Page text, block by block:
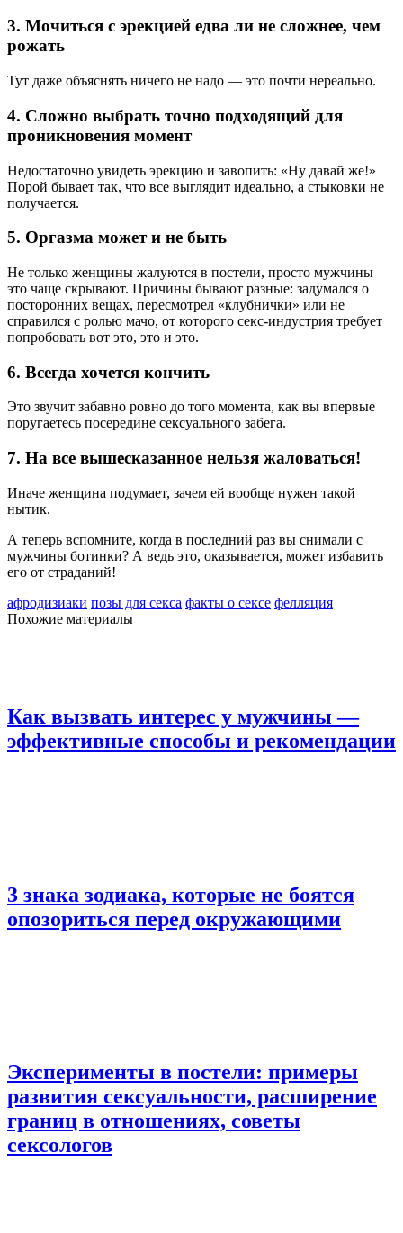
3. Мочиться с эрекцией едва ли не сложнее, чем
рожать
Тут даже объяснять ничего не надо — это почти нереально.
4. Сложно выбрать точно подходящий для
проникновения момент
Недостаточно увидеть эрекцию и завопить: «Ну давай же!»
Порой бывает так, что все выглядит идеально, а стыковки не
получается.
5. Оргазма может и не быть
Не только женщины жалуются в постели, просто мужчины
это чаще скрывают. Причины бывают разные: задумался о
посторонних вещах, пересмотрел «клубнички» или не
справился с ролью мачо, от которого секс-индустрия требует
попробовать вот это, это и это.
6. Всегда хочется кончить
Это звучит забавно ровно до того момента, как вы впервые
поругаетесь посередине сексуального забега.
7. На все вышесказанное нельзя жаловаться!
Иначе женщина подумает, зачем ей вообще нужен такой
нытик.
А теперь вспомните, когда в последний раз вы снимали с
мужчины ботинки? А ведь это, оказывается, может избавить
его от страданий!
афродизиаки позы для секса факты о сексе фелляция
Похожие материалы
Как вызвать интерес у мужчины —
эффективные способы и рекомендации
3 знака зодиака, которые не боятся
опозориться перед окружающими
Эксперименты в постели: примеры
развития сексуальности, расширение
границ в отношениях, советы
сексологов